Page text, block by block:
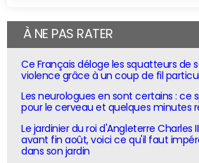
À NE PAS RATER
Ce Français déloge les squatteurs de
violence grâce à un coup de fil
Les neurologues en sont certains : ce
pour le cerveau et quelques minutes
Le jardinier du roi d'Angleterre Charles
avant fin août, voici ce qu'il faut
dans son jardin